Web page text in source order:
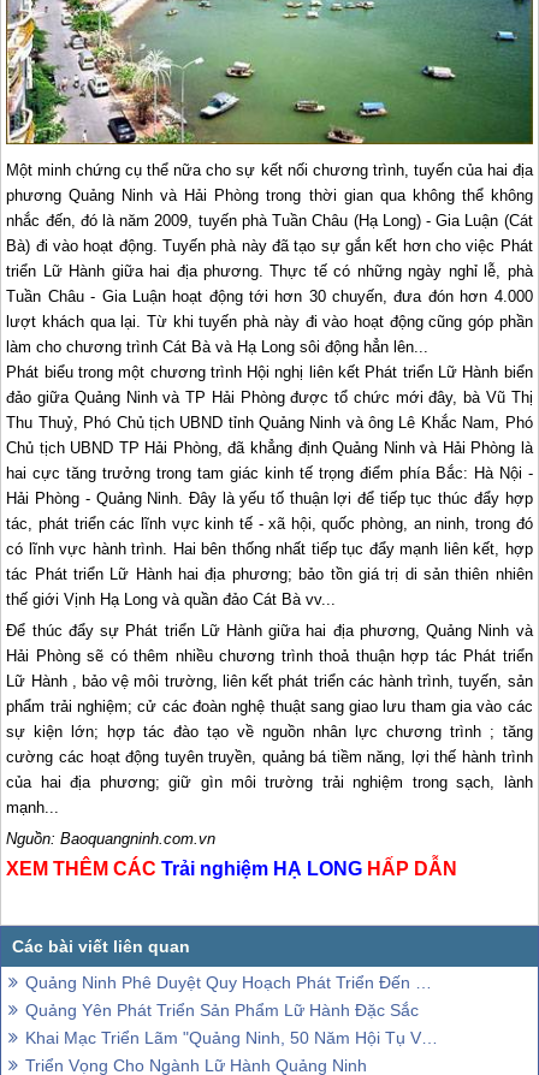
Một minh chứng cụ thể nữa cho sự kết nối chương trình, tuyến của hai địa
phương Quảng Ninh và Hải Phòng trong thời gian qua không thể không
nhắc đến, đó là năm 2009, tuyến phà Tuần Châu (Hạ Long) - Gia Luận (Cát
Bà) đi vào hoạt động. Tuyến phà này đã tạo sự gắn kết hơn cho việc Phát
triển Lữ Hành giữa hai địa phương. Thực tế có những ngày nghỉ lễ, phà
Tuần Châu - Gia Luận hoạt động tới hơn 30 chuyến, đưa đón hơn 4.000
lượt khách qua lại. Từ khi tuyến phà này đi vào hoạt động cũng góp phần
làm cho chương trình Cát Bà và Hạ Long sôi động hẳn lên...
Phát biểu trong một chương trình Hội nghị liên kết Phát triển Lữ Hành biển
đảo giữa Quảng Ninh và TP Hải Phòng được tổ chức mới đây, bà Vũ Thị
Thu Thuỷ, Phó Chủ tịch UBND tỉnh Quảng Ninh và ông Lê Khắc Nam, Phó
Chủ tịch UBND TP Hải Phòng, đã khẳng định Quảng Ninh và Hải Phòng là
hai cực tăng trưởng trong tam giác kinh tế trọng điểm phía Bắc: Hà Nội -
Hải Phòng - Quảng Ninh. Đây là yếu tố thuận lợi để tiếp tục thúc đẩy hợp
tác, phát triển các lĩnh vực kinh tế - xã hội, quốc phòng, an ninh, trong đó
có lĩnh vực hành trình. Hai bên thống nhất tiếp tục đẩy mạnh liên kết, hợp
tác Phát triển Lữ Hành hai địa phương; bảo tồn giá trị di sản thiên nhiên
thế giới Vịnh Hạ Long và quần đảo Cát Bà vv...
Để thúc đẩy sự Phát triển Lữ Hành giữa hai địa phương, Quảng Ninh và
Hải Phòng sẽ có thêm nhiều chương trình thoả thuận hợp tác Phát triển
Lữ Hành , bảo vệ môi trường, liên kết phát triển các hành trình, tuyến, sản
phẩm trải nghiệm; cử các đoàn nghệ thuật sang giao lưu tham gia vào các
sự kiện lớn; hợp tác đào tạo về nguồn nhân lực chương trình ; tăng
cường các hoạt động tuyên truyền, quảng bá tiềm năng, lợi thế hành trình
của hai địa phương; giữ gìn môi trường trải nghiệm trong sạch, lành
mạnh...
Nguồn: Baoquangninh.com.vn
XEM THÊM CÁCTrải nghiệm HẠ LONG HẤP DẪN
Quảng Ninh Phê Duyệt Quy Hoạch Phát Triển Đến Năm 2030
Quảng Yên Phát Triển Sản Phẩm Lữ Hành Đặc Sắc
Khai Mạc Triển Lãm "Quảng Ninh, 50 Năm Hội Tụ Và Lan Tỏa"
Triển Vọng Cho Ngành Lữ Hành Quảng Ninh